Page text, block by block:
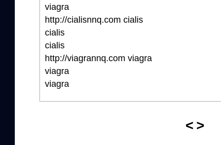
viagra
http://cialisnnq.com cialis
cialis
cialis
http://viagrannq.com viagra
viagra
viagra
< >